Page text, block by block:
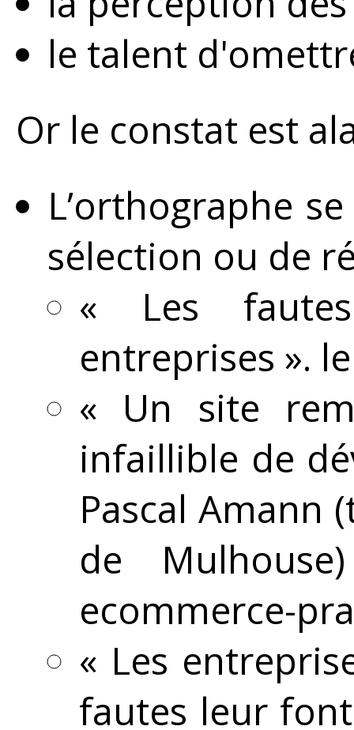
le talent
Or le constat est
L’orthographe
sélection ou de
« Les
entreprises ».
« Un site
infaillible de
Pascal Amann
de
ecommerce-
« Les
fautes leur